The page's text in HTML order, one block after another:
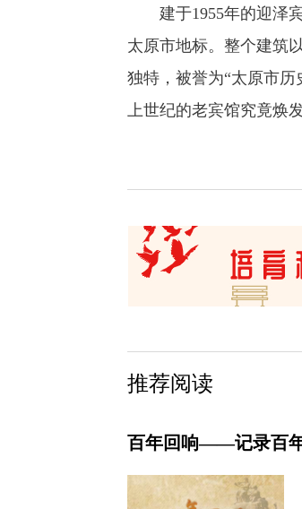
建于1955年的迎泽宾
太原市地标。整个建筑
独特，被誉为“太原市
上世纪的老宾馆究竟焕
推荐阅读
百年回响——记录百